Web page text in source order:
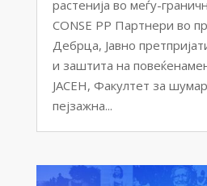
растенија во меѓу-
CONSE PP Партнери во
Дебрца, Јавно
и заштита на
ЈАСЕН, Факултет за
пејзажна...